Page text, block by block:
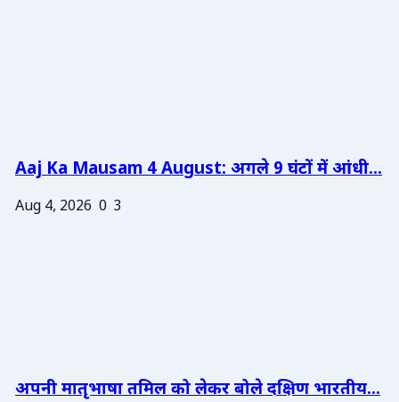
Aaj Ka Mausam 4 August: अगले 9 घंटों में आंधी...
Aug 4, 2026 0 3
अपनी मातृभाषा तमिल को लेकर बोले दक्षिण भारतीय...